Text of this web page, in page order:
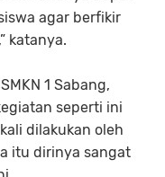
agar berfikir
katanya.
1 Sabang,
seperti ini
dilakukan oleh
itu dirinya sangat